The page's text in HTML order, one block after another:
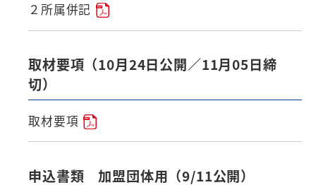
２所属併記
取材要項（10月24日公開／11月05日締
切）
取材要項
申込書類 加盟団体用（9/11公開）